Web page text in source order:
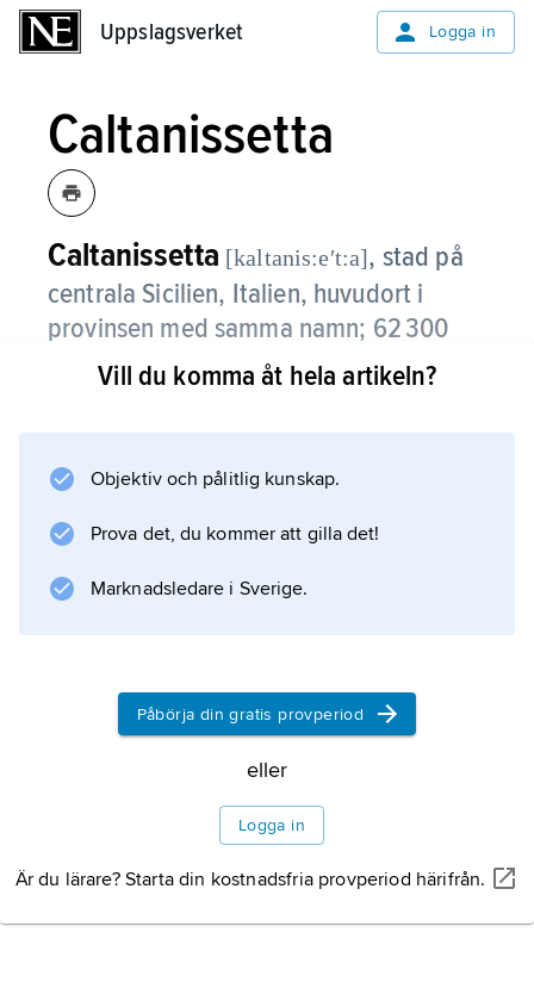
Uppslagsverket Logga in
Caltanissetta
Caltanissetta [kaltanis:eʹt:a], stad på
centrala Sicilien, Italien, huvudort i
provinsen med samma namn; 62 300
invånare (2018).
biskopssäte. Staden har tidigare varit ett
med tiden har man övergått till utvinning av
kali- och bergsalt.
Information om artikeln
Vill du komma åt hela artikeln?
Objektiv och pålitlig kunskap.
Prova det, du kommer att gilla det!
Marknadsledare i Sverige.
Påbörja din gratis provperiod
eller
Logga in
Är du lärare? Starta din kostnadsfria provperiod härifrån.